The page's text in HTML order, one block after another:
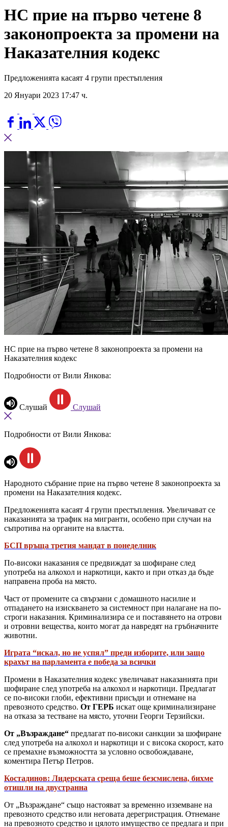
НС прие на първо четене 8
законопроекта за промени на
Наказателния кодекс
Предложенията касаят 4 групи престъпления
20 Януари 2023 17:47 ч.
НС прие на първо четене 8 законопроекта за промени на
Наказателния кодекс
Подробности от Вили Янкова:
Слушай Слушай
Подробности от Вили Янкова:
Народното събрание прие на първо четене 8 законопроекта за
промени на Наказателния кодекс.
Предложенията касаят 4 групи престъпления. Увеличават се
наказанията за трафик на мигранти, особено при случаи на
съпротива на органите на властта.
БСП връща третия мандат в понеделник
По-високи наказания се предвиждат за шофиране след
употреба на алкохол и наркотици, както и при отказ да бъде
направена проба на място.
Част от промените са свързани с домашното насилие и
отпадането на изискването за системност при налагане на по-
строги наказания. Криминализира се и поставянето на отрови
и отровни вещества, които могат да навредят на гръбначните
животни.
Играта “искал, но не успял” преди изборите, или защо
крахът на парламента е победа за всички
Промени в Наказателния кодекс увеличават наказанията при
шофиране след употреба на алкохол и наркотици. Предлагат
се по-високи глоби, ефективни присъди и отнемане на
превозното средство. От ГЕРБ искат още криминализиране
на отказа за тестване на място, уточни Георги Терзийски.
От „Възраждане“ предлагат по-високи санкции за шофиране
след употреба на алкохол и наркотици и с висока скорост, като
се премахне възможността за условно освобождаване,
коментира Петър Петров.
Костадинов: Лидерската среща беше безсмислена, бихме
отишли на двустранна
От „Възраждане“ също настояват за временно изземване на
превозното средство или неговата дерегристрация. Отнемане
на превозното средство и цялото имущество се предлага и при